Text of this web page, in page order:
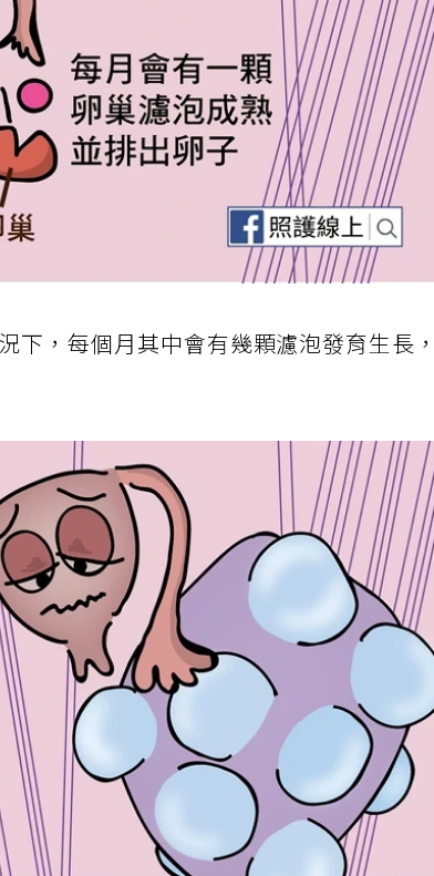
下，每個月其中會有幾顆濾泡發育生長